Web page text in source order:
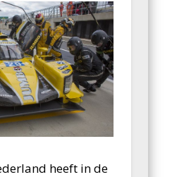
heeft in de